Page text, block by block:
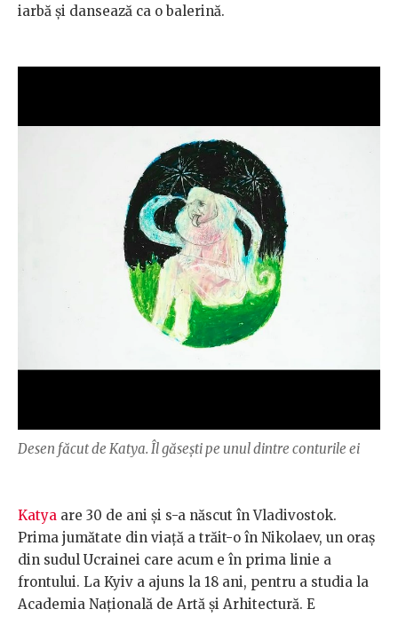
iarbă și dansează ca o balerină.
Desen făcut de Katya. Îl găsești pe unul dintre conturile ei
Katya are 30 de ani și s-a născut în Vladivostok.
Prima jumătate din viață a trăit-o în Nikolaev, un oraș
din sudul Ucrainei care acum e în prima linie a
frontului. La Kyiv a ajuns la 18 ani, pentru a studia la
Academia Națională de Artă și Arhitectură. E